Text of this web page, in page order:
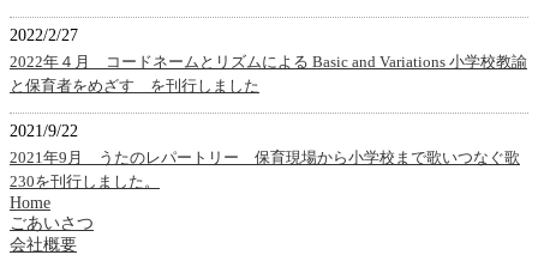
2022/2/27
2022年４月 コードネームとリズムによる Basic and Variations 小学校教諭
と保育者をめざす を刊行しました
2021/9/22
2021年9月 うたのレパートリー 保育現場から小学校まで歌いつなぐ歌
230を刊行しました。
Home
ごあいさつ
会社概要